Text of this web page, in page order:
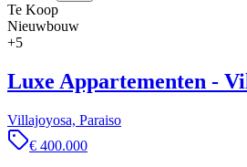
Te Koop
Nieuwbouw
+5
Luxe Appartementen -
Villajoyosa, Paraiso
€ 400.000